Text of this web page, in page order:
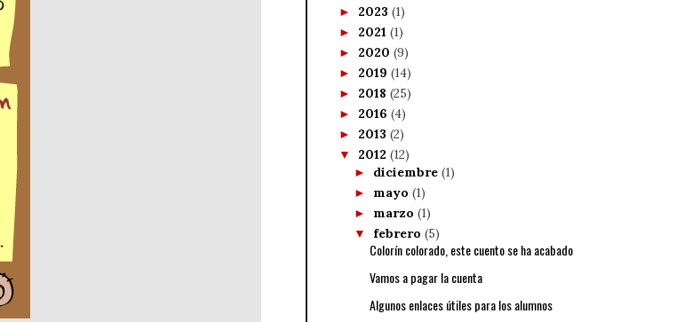
► 2023 (1)
► 2021 (1)
► 2020 (9)
► 2019 (14)
► 2018 (25)
► 2016 (4)
► 2013 (2)
▼ 2012 (12)
► diciembre (1)
► mayo (1)
► marzo (1)
▼ febrero (5)
Colorín colorado, este cuento se ha acabado
Vamos a pagar la cuenta
Algunos enlaces útiles para los alumnos